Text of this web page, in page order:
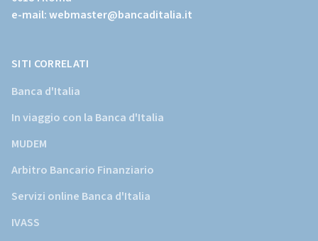
della
e-mail:webmaster@bancaditalia.it
SITI CORRELATI
Banca d'Italia
In viaggio con la Banca d'Italia
MUDEM
Arbitro Bancario Finanziario
Servizi online Banca d'Italia
IVASS